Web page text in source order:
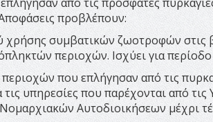
προβλέπουν:
συμβατικών ζωοτροφών στις
περιοχών. Ισχύει για περίοδο
που επλήγησαν από τις
υπηρεσίες που παρέχονται από
Αυτοδιοικήσεων μέχρι